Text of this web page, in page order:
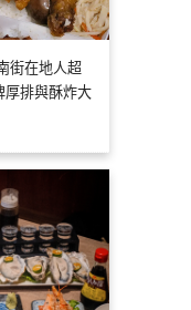
街在地人超
厚排與酥炸大